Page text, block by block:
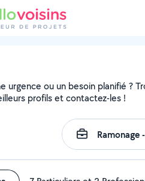
urgence ou un besoin planifié ?
profils et contactez-les !